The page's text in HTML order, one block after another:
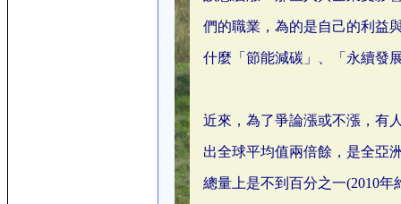
們的職業，為的是自己的利益
什麼「節能減碳」、「永續發
近來，為了爭論漲或不漲，有
出全球平均值兩倍餘，是全亞
總量上是不到百分之一(2010年